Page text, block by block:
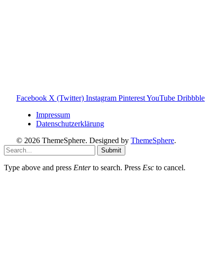
Facebook X (Twitter) Instagram PinterestYouTube Dribbble
Impressum
Datenschutzerklärung
© 2026 ThemeSphere. Designed by ThemeSphere.
Submit
Type above and press Enterto search. Press Esc to cancel.